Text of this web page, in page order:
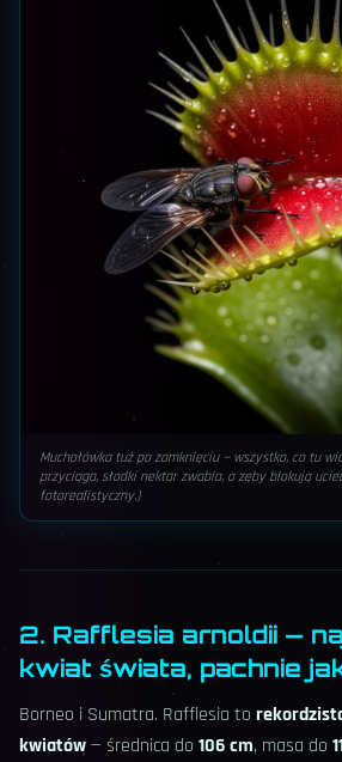
Muchołówka tuż po zamknięciu — wszystko, co tu
przyciąga, słodki nektar zwabia, a zęby blokują
fotorealistyczny.)
2. Rafflesia arnoldii —
kwiat świata, pachnie
Borneo i Sumatra. Rafflesia to
kwiatów— średnica do 106 cm, masa do